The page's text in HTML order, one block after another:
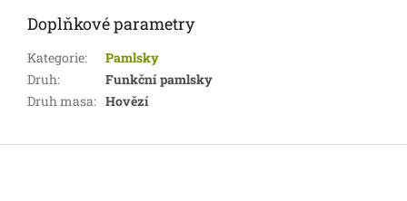
Doplňkové parametry
Kategorie:
Pamlsky
Druh:
Funkční pamlsky
Druh masa: Hovězí